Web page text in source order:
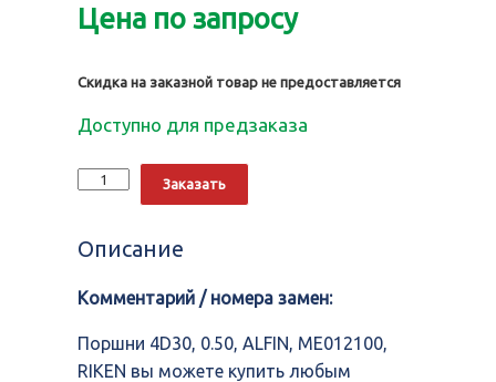
Цена по запросу
Скидка на заказной товар не предоставляется
Доступно для предзаказа
Количество
Поршни
ALFIN,
RIKEN
Заказать
Описание
Комментарий / номера замен:
Поршни 4D30, 0.50, ALFIN, ME012100,
RIKEN вы можете купить любым